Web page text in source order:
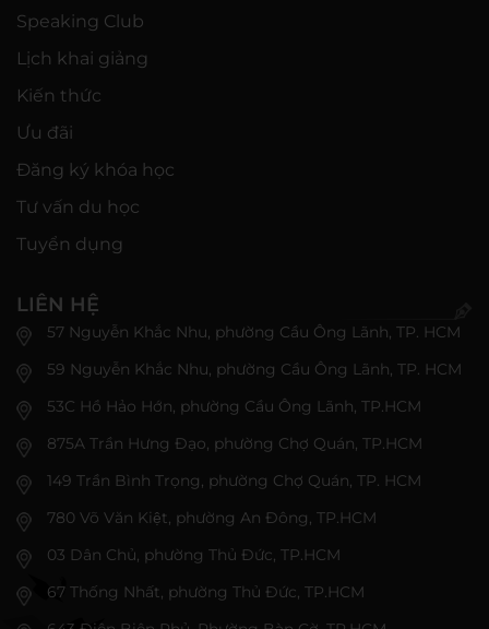
Speaking Club
Lịch khai giảng
Kiến thức
Ưu đãi
Đăng ký khóa học
Tư vấn du học
Tuyển dụng
LIÊN HỆ
57 Nguyễn Khắc Nhu, phường Cầu Ông Lãnh, TP. HCM
59 Nguyễn Khắc Nhu, phường Cầu Ông Lãnh, TP. HCM
53C Hồ Hảo Hớn, phường Cầu Ông Lãnh, TP.HCM
875A Trần Hưng Đạo, phường Chợ Quán, TP.HCM
149 Trần Bình Trọng, phường Chợ Quán, TP. HCM
780 Võ Văn Kiệt, phường An Đông, TP.HCM
03 Dân Chủ, phường Thủ Đức, TP.HCM
67 Thống Nhất, phường Thủ Đức, TP.HCM